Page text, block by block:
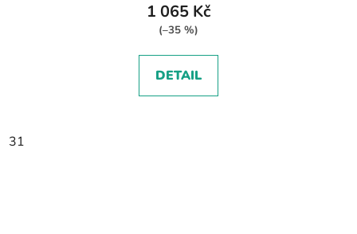
1 065 Kč
(–35 %)
DETAIL
31